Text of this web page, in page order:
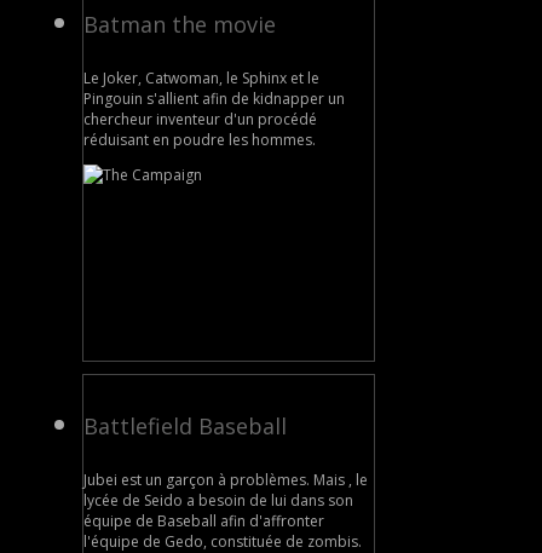
Batman the movie
Le Joker, Catwoman, le Sphinx et le
Pingouin s'allient afin de kidnapper un
chercheur inventeur d'un procédé
réduisant en poudre les hommes.
Battlefield Baseball
Jubei est un garçon à problèmes. Mais , le
lycée de Seido a besoin de lui dans son
équipe de Baseball afin d'affronter
l'équipe de Gedo, constituée de zombis.